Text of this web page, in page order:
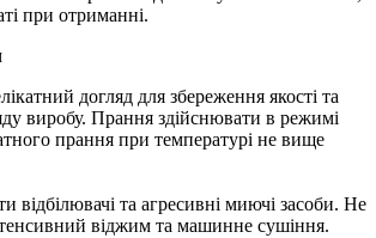
при отриманні.
догляд для збереження якості та
виробу. Прання здійснювати в режимі
прання при температурі не вище
відбілювачі та агресивні миючі засоби. Не
віджим та машинне сушіння.